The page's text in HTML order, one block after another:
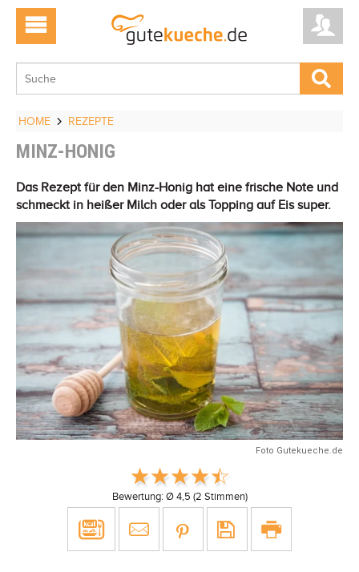
HOME REZEPTE
MINZ-HONIG
Das Rezept für den Minz-Honig hat eine frische Note und
schmeckt in heißer Milch oder als Topping auf Eis super.
Foto Gutekueche.de
Bewertung: Ø 4,5 (2 Stimmen)